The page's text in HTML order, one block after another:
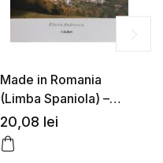
Made in Romania
(Limba Spaniola) –
Florin Andreescu
20,08 lei